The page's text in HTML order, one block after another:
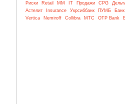
Риски
Retail MM IT Продажи CPG
Астелит
Insurance Укрсиббанк ПУМБ
Vertica
Nemiroff Collibra МТС OTP Bank